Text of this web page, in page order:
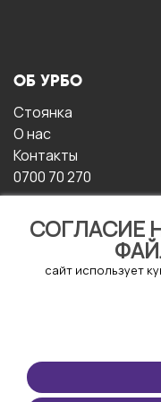
СОГЛАСИЕ
сайт использует
ОБ УРБО
Стоянка
О нас
Контакты
0700 70 270
ЭКСПЛУАТАЦИИ
Условия и положения